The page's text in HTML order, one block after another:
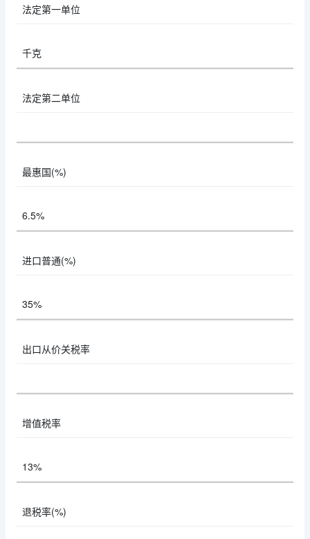
法定第一单位
千克
法定第二单位
最惠国(%)
6.5%
进口普通(%)
35%
出口从价关税率
增值税率
13%
退税率(%)